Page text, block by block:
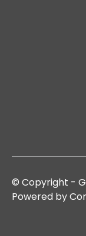
© Copyright -
Powered by